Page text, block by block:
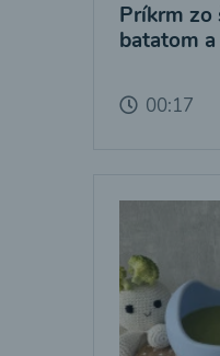
Príkrm zo
batatom
00:17